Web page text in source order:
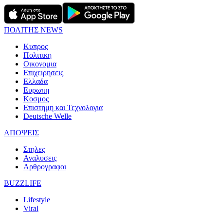
ΠΟΛΙΤΗΣ NEWS
Κυπρος
Πολιτικη
Οικονομια
Επιχειρησεις
Ελλαδα
Ευρωπη
Κοσμος
Επιστημη και Τεχνολογια
Deutsche Welle
ΑΠΟΨΕΙΣ
Στηλες
Αναλυσεις
Αρθρογραφοι
BUZZLIFE
Lifestyle
Viral